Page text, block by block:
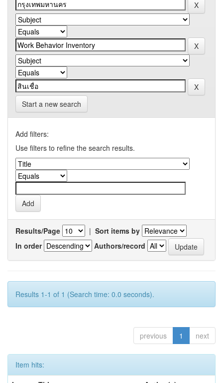
Start a new search
Add filters:
Use filters to refine the search results.
Results/Page | Sort items by
In order
Authors/record
Results 1-1 of 1 (Search time: 0.0 seconds).
previous 1 next
Item hits: